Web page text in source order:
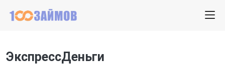
ЭкспрессДеньги